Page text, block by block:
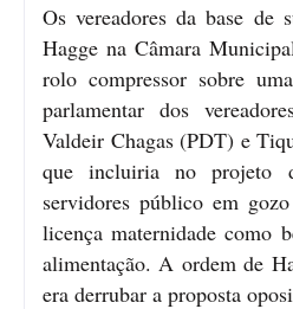
Os vereadores da base de
Hagge na Câmara
rolo compressor sobre
parlamentar dos
Valdeir Chagas (PDT) e
que incluiria no projeto
servidores público em
licença maternidade como
alimentação. A ordem de
era derrubar a proposta